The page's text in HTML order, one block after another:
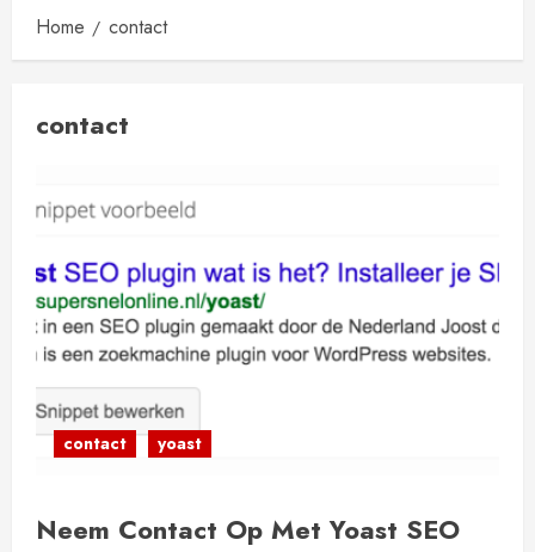
Home contact
contact
contact yoast
Neem Contact Op Met Yoast SEO